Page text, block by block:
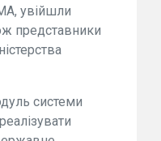
увійшли
представники
системи